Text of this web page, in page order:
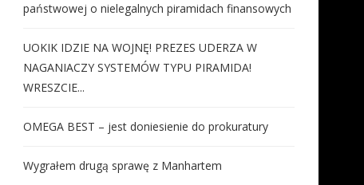
państwowej o nielegalnych piramidach finansowych
UOKIK IDZIE NA WOJNĘ! PREZES UDERZA W
NAGANIACZY SYSTEMÓW TYPU PIRAMIDA!
WRESZCIE...
OMEGA BEST – jest doniesienie do prokuratury
Wygrałem drugą sprawę z Manhartem